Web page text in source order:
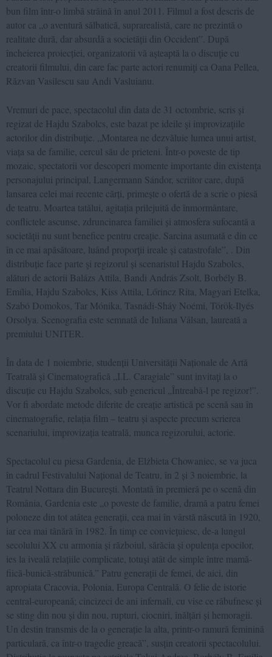
bun film într-o limbă străină în anul 2011. Filmul a fost descris de
autor ca „o aventură sălbatică, suprarealistă, care ne prezintă o
realitate dură, dar absurdă a societății din Occident”. După
încheierea proiecției, organizatorii vă așteaptă la o discuţie cu
creatorii filmului, din care fac parte actori renumiţi ca Oana Pellea,
Răzvan Vasilescu sau Andi Vasluianu.
Vremuri de pace, spectacolul din data de 31 octombrie, scris și
regizat de Hajdu Szabolcs, este bazat pe ideile şi improvizaţiile
actorilor din distribuţie. „Montarea ne dezvăluie lumea unui artist,
viața sa de familie, cercul său de prieteni. Într-o poveste de tip
mozaic, spectatorii vor descoperi momente importante din existenţa
personajului principal, Langermann Sándor, scriitor care, după
lansarea celei mai recente cărți, primește o ofertă de a scrie o piesă
de teatru. Moartea tatălui, agitația prilejuită de înmormântare,
conflictele ascunse, zdruncinarea familiei și atmosfera sufocantă a
societăţii nu sunt benefice pentru creație. Sarcina asumată e din ce
în ce mai apăsătoare, luând proporţii ireale și catastrofale”, . Din
distribuție face parte şi regizorul și scenaristul Hajdu Szabolcs,
alături de actorii Balázs Attila, Bandi András Zsolt, Borbély B.
Emília, Hajdu Szabolcs, Kiss Attila, Lőrincz Rita, Magyari Etelka,
Szabó Domokos, Tar Mónika, Tasnádi-Sháy Noémi, Török-Ilyés
Orsolya. Scenografia este semnată de Iuliana Vâlsan, laureată a
premiului UNITER.
În data de 1 noiembrie, studenții Universității Naționale de Artă
Teatrală și Cinematografică „I.L. Caragiale” sunt invitaţi la o
discuție cu Hajdu Szabolcs, sub genericul „Întreabă-l pe regizor!”.
Vor fi abordate metode diferite de creație artistică pe scenă sau în
cinematografie, relația film – teatru și aspecte precum scrierea
scenariului, improvizația teatrală, munca regizorului, actorie.
Spectacolul cu piesa Gardenia, de Elżbieta Chowaniec, se va juca
în cadrul Festivalului Național de Teatru, în 2 și 3 noiembrie, la
Teatrul Nottara din București. Montată în premieră pe o scenă din
România, Gardenia este „o poveste de familie, dramă a patru femei
poloneze din tot atâtea generații, cea mai în vârstă născută în 1920,
iar cea mai tânără în 1982. În timp ce conviețuiesc, de-a lungul
secolului XX cu armonia și războiul, sărăcia și opulența epocilor,
ies la iveală relațiile complicate, totuși atât de simple între mamă-
fiică-bunică-străbunică.” Patru generații de femei, de aici, din
apropiata Cracovia, Polonia, Europa Centrală. O felie de istorie
central-europeană; cincizeci de ani infernali, cu vise ce răbufnesc și
se sting din nou și din nou, rupturi, ciocniri, înălțări și hemoragii.
Un destin transmis de la o generație la alta, printr-o ramură feminină
particulară, ca într-o tragedie greacă”, susțin creatorii spectacolului.